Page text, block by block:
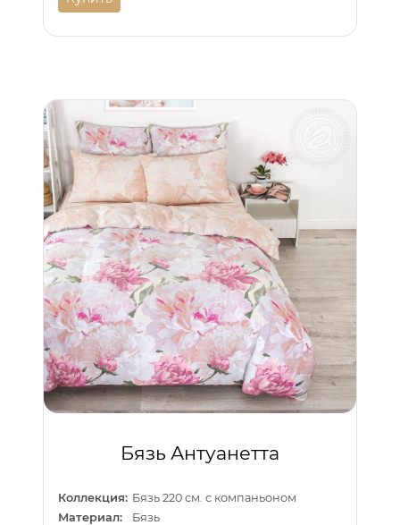
Бязь Антуанетта
Коллекция: Бязь 220 см. с компаньоном
Материал:
Бязь